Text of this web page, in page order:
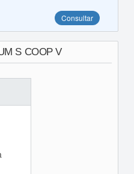
Consultar
S COOP V